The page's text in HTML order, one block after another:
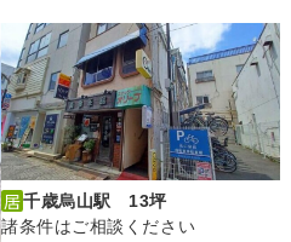
千歳烏山駅 13坪
諸条件はご相談ください